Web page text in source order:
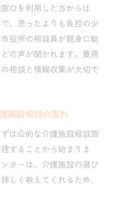
口を利用した方からは
、思ったよりも負担の少
役所の相談員が親身に助
の声が聞かれます。費用
相談と情報収集が大切で
施設相談の流れ
は公的な介護施設相談窓
することから始まりま
ターは、介護施設の選び
しく教えてくれるため、